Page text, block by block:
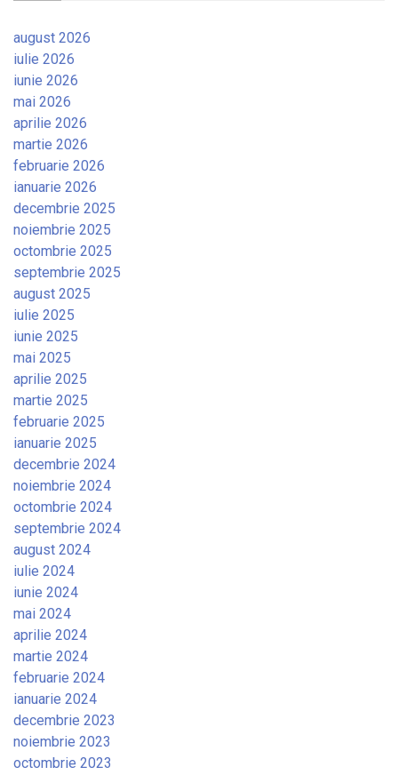
august 2026
iulie 2026
iunie 2026
mai 2026
aprilie 2026
martie 2026
februarie 2026
ianuarie 2026
decembrie 2025
noiembrie 2025
octombrie 2025
septembrie 2025
august 2025
iulie 2025
iunie 2025
mai 2025
aprilie 2025
martie 2025
februarie 2025
ianuarie 2025
decembrie 2024
noiembrie 2024
octombrie 2024
septembrie 2024
august 2024
iulie 2024
iunie 2024
mai 2024
aprilie 2024
martie 2024
februarie 2024
ianuarie 2024
decembrie 2023
noiembrie 2023
octombrie 2023